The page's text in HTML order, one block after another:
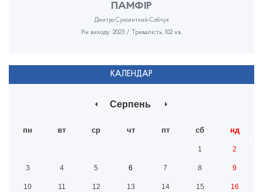
ПАМФІР
Дмитро Сухолиткий-Собчук
Рік виходу: 2023 / Тривалість: 102 хв.
КАЛЕНДАР
Серпень
пн вт ср чт пт сб нд
1 2
3 4 5 6 7 8 9
10 11 12 13 14 15 16